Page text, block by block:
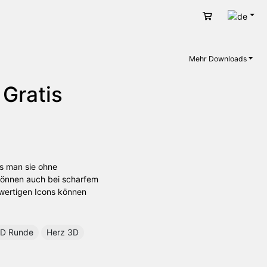
Warenkorb
Mehr Downloads
man sie ohne
auch bei scharfem
Icons können
Runde Herz 3D